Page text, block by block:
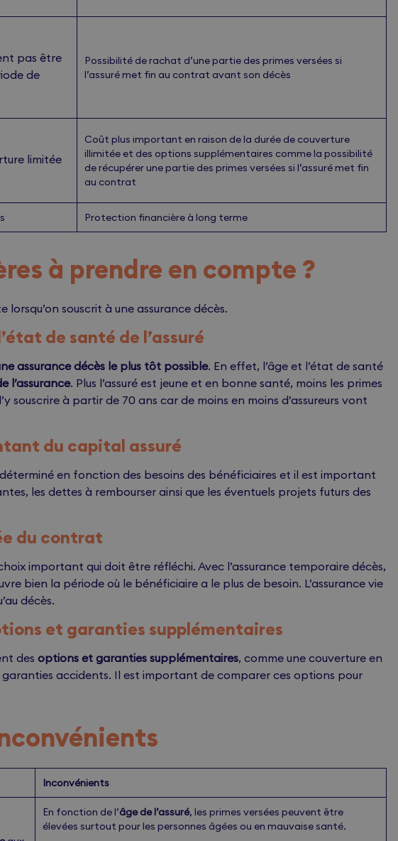
pas être
de
Possibilité de rachat d’une partie des primes versées si
l’assuré met fin au contrat avant son décès
limitée
Coût plus important en raison de la durée de couverture
illimitée et des options supplémentaires comme la possibilité
de récupérer une partie des primes versées si l’assuré met fin
au contrat
Protection financière à long terme
à prendre en compte ?
souscrit à une assurance décès.
de santé de l’assuré
assurance décès le plus tôt possible. En effet, l’âge et l’état de santé
l’assurance. Plus l’assuré est jeune et en bonne santé, moins les primes
souscrire à partir de 70 ans car de moins en moins d’assureurs vont
du capital assuré
en fonction des besoins des bénéficiaires et il est important
les dettes à rembourser ainsi que les éventuels projets futurs des
du contrat
important qui doit être réfléchi. Avec l’assurance temporaire décès,
bien la période où le bénéficiaire a le plus de besoin. L’assurance vie
décès.
et garanties supplémentaires
des options et garanties supplémentaires, comme une couverture en
garanties accidents. Il est important de comparer ces options pour
Inconvénients
En fonction de l’âge de l’assuré, les primes versées peuvent être
élevées surtout pour les personnes âgées ou en mauvaise santé.